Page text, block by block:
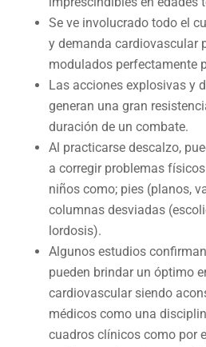
Se ve involucrado todo el
y demanda cardiovascular
modulados perfectamente
Las acciones explosivas y
generan una gran
duración de un combate.
Al practicarse descalzo,
a corregir problemas
niños como; pies (planos,
columnas desviadas
lordosis).
Algunos estudios
pueden brindar un óptimo
cardiovascular siendo
médicos como una
cuadros clínicos como por